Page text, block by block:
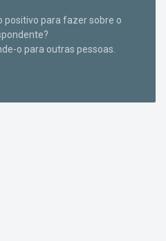
positivo para fazer sobre o
o para outras pessoas.